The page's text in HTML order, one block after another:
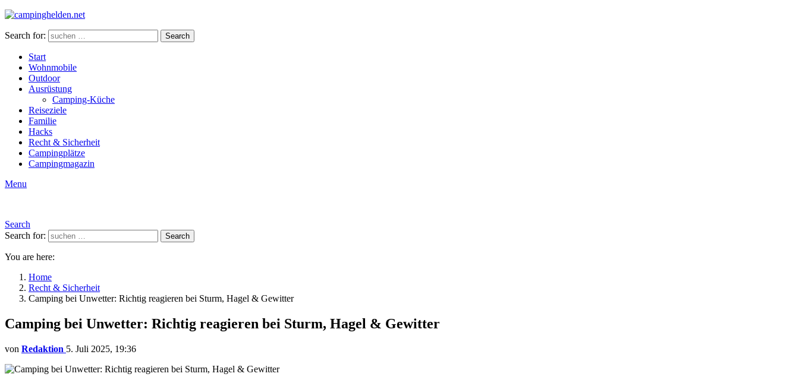
Search for: Search
Start
Wohnmobile
Outdoor
Ausrüstung
Camping-Küche
Reiseziele
Familie
Hacks
Recht & Sicherheit
Campingplätze
Campingmagazin
Menu
Search
Search for:
Search
You are here:
Home
Recht & Sicherheit
Camping bei Unwetter: Richtig reagieren bei Sturm, Hagel & Gewitter
Camping bei Unwetter: Richtig reagieren bei Sturm, Hagel & Gewitter
von Redaktion 5. Juli 2025, 19:36